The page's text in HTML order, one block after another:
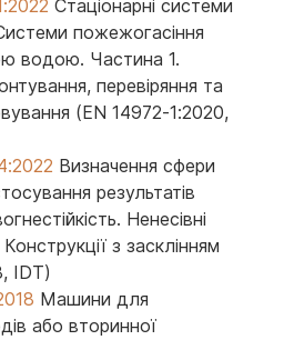
Стаціонарні системи
пожежогасіння
водою. Частина 1.
перевіряння та
(EN 14972-1:2020,
Визначення сфери
результатів
Ненесівні
з засклінням
IDT)
Машини для
або вторинної